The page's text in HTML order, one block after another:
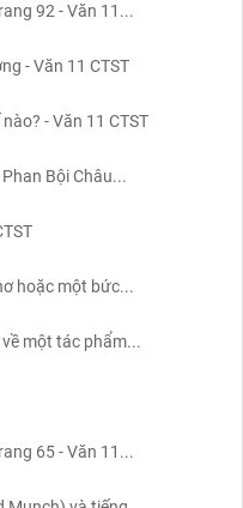
92 - Văn 11...
- Văn 11 CTST
- Văn 11 CTST
Bội Châu...
hoặc một bức...
một tác phẩm...
65 - Văn 11...